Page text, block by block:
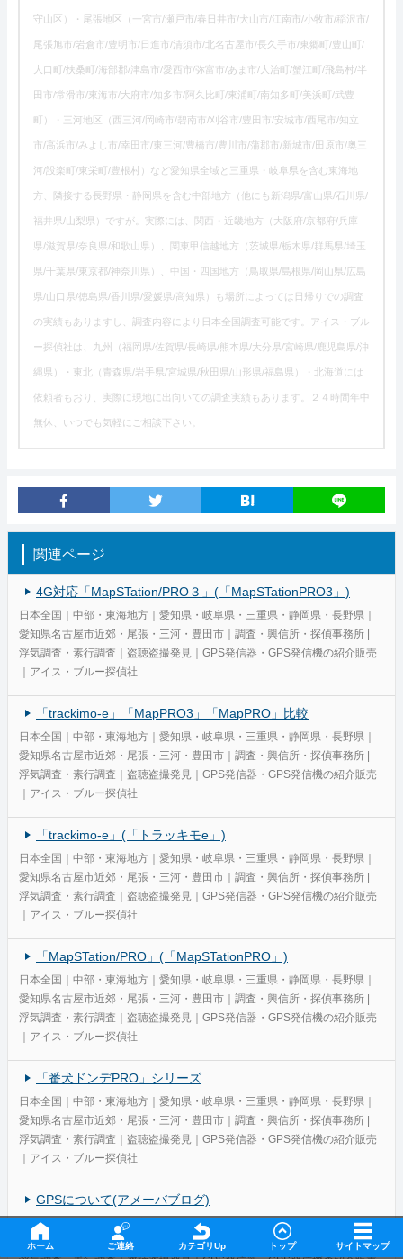
守山区）・尾張地区（一宮市/瀬戸市/春日井市/犬山市/江南市/小牧市/稲沢市/
尾張旭市/岩倉市/豊明市/日進市/清須市/北名古屋市/長久手市/東郷町/豊山町/
大口町/扶桑町/海部郡/津島市/愛西市/弥富市/あま市/大治町/蟹江町/飛島村/半
田市/常滑市/東海市/大府市/知多市/阿久比町/東浦町/南知多町/美浜町/武豊
町）・三河地区（西三河/岡崎市/碧南市/刈谷市/豊田市/安城市/西尾市/知立
市/高浜市/みよし市/幸田市/東三河/豊橋市/豊川市/蒲郡市/新城市/田原市/奥三
河/設楽町/東栄町/豊根村）など愛知県全域と三重県・岐阜県を含む東海地
方、隣接する長野県・静岡県を含む中部地方（他にも新潟県/富山県/石川県/
福井県/山梨県）ですが。実際には、関西・近畿地方（大阪府/京都府/兵庫
県/滋賀県/奈良県/和歌山県）、関東甲信越地方（茨城県/栃木県/群馬県/埼玉
県/千葉県/東京都/神奈川県）、中国・四国地方（鳥取県/島根県/岡山県/広島
県/山口県/徳島県/香川県/愛媛県/高知県）も場所によっては日帰りでの調査
の実績もありますし、調査内容により日本全国調査可能です。アイス・ブル
ー探偵社は、九州（福岡県/佐賀県/長崎県/熊本県/大分県/宮崎県/鹿児島県/沖
縄県）・東北（青森県/岩手県/宮城県/秋田県/山形県/福島県）・北海道には
依頼者もおり、実際に現地に出向いての調査実績もあります。２４時間年中
無休、いつでも気軽にご相談下さい。
関連ページ
4G対応「MapSTation/PRO３」(「MapSTationPRO3」)
日本全国｜中部・東海地方｜愛知県・岐阜県・三重県・静岡県・長野県｜
愛知県名古屋市近郊・尾張・三河・豊田市｜調査・興信所・探偵事務所 |
浮気調査・素行調査｜盗聴盗撮発見｜GPS発信器・GPS発信機の紹介販売
｜アイス・ブルー探偵社
「trackimo-e」「MapPRO3」「MapPRO」比較
日本全国｜中部・東海地方｜愛知県・岐阜県・三重県・静岡県・長野県｜
愛知県名古屋市近郊・尾張・三河・豊田市｜調査・興信所・探偵事務所 |
浮気調査・素行調査｜盗聴盗撮発見｜GPS発信器・GPS発信機の紹介販売
｜アイス・ブルー探偵社
「trackimo-e」(「トラッキモe」)
日本全国｜中部・東海地方｜愛知県・岐阜県・三重県・静岡県・長野県｜
愛知県名古屋市近郊・尾張・三河・豊田市｜調査・興信所・探偵事務所 |
浮気調査・素行調査｜盗聴盗撮発見｜GPS発信器・GPS発信機の紹介販売
｜アイス・ブルー探偵社
「MapSTation/PRO」(「MapSTationPRO」)
日本全国｜中部・東海地方｜愛知県・岐阜県・三重県・静岡県・長野県｜
愛知県名古屋市近郊・尾張・三河・豊田市｜調査・興信所・探偵事務所 |
浮気調査・素行調査｜盗聴盗撮発見｜GPS発信器・GPS発信機の紹介販売
｜アイス・ブルー探偵社
「番犬ドンデPRO」シリーズ
日本全国｜中部・東海地方｜愛知県・岐阜県・三重県・静岡県・長野県｜
愛知県名古屋市近郊・尾張・三河・豊田市｜調査・興信所・探偵事務所 |
浮気調査・素行調査｜盗聴盗撮発見｜GPS発信器・GPS発信機の紹介販売
｜アイス・ブルー探偵社
GPSについて(アメーバブログ)
日本全国｜中部・東海地方｜愛知県・岐阜県・三重県・静岡県・長野県｜
愛知県名古屋市近郊・尾張・三河・豊田市｜調査・興信所・探偵事務所 |
ホーム ご連絡 カテゴリUp トップ サイトマップ